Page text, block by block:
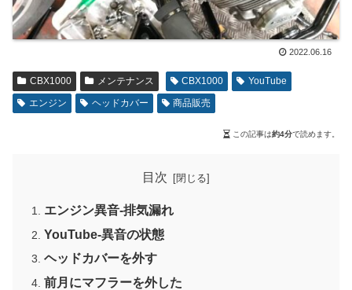
2022.06.16
CBX1000 メンテナンス CBX1000
YouTube
エンジン
ヘッドカバー 商品販売
この記事は約4分で読めます。
目次
エンジン異音-排気漏れ
YouTube-異音の状態
ヘッドカバーを外す
前月にマフラーを外した